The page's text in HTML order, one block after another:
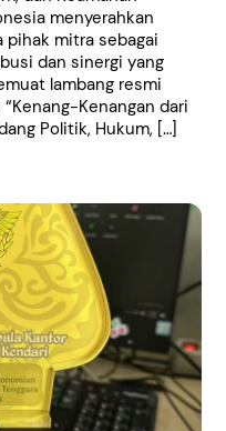
menyerahkan
pihak mitra sebagai
dan sinergi yang
lambang resmi
Kenangan dari
Politik, Hukum, […]